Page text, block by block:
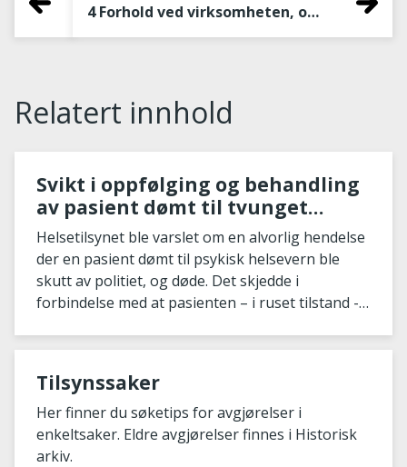
4 Forhold ved virksomheten, organisering, prosedyrer, rutiner og praksis
Relatert innhold
Svikt i oppfølging og behandling
av pasient dømt til tvunget
psykisk helsevern
Helsetilsynet ble varslet om en alvorlig hendelse
der en pasient dømt til psykisk helsevern ble
skutt av politiet, og døde. Det skjedde i
forbindelse med at pasienten – i ruset tilstand -
Tilsynssaker
Her finner du søketips for avgjørelser i
enkeltsaker. Eldre avgjørelser finnes i Historisk
arkiv.